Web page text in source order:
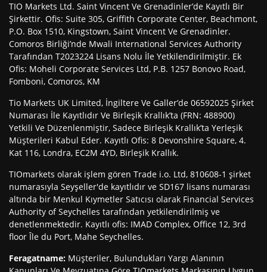
TIO Markets Ltd. Saint Vincent Ve Grenadinler’de Kayıtlı Bir
Şirkettir. Ofis: Suite 305, Griffith Corporate Center, Beachmont,
P.O. Box 1510, Kingstown, Saint Vincent Ve Grenadinler.
Comoros Birliği’nde Mwali International Services Authority
Tarafından T2023224 Lisans Nolu İle Yetkilendirilmiştir. Ek
Ofis: Moheli Corporate Services Ltd, P.B. 1257 Bonovo Road,
Fomboni, Comoros, KM
Tio Markets UK Limited, İngiltere Ve Galler’de 06592025 Şirket
Numarası İle Kayıtlıdır Ve Birleşik Krallık’ta (FRN: 488900)
Yetkili Ve Düzenlenmiştir, Sadece Birleşik Krallık’ta Yerleşik
Müşterileri Kabul Eder. Kayıtlı Ofis: 8 Devonshire Square, 4.
Kat 116, Londra, EC2M 4YD, Birleşik Krallık.
TIOmarkets olarak işlem gören Trade i.o. Ltd, 810608-1 şirket
numarasıyla Seyşeller'de kayıtlıdır ve SD167 lisans numarası
altında bir Menkul Kıymetler Satıcısı olarak Financial Services
Authority of Seychelles tarafından yetkilendirilmiş ve
denetlenmektedir. Kayıtlı ofis: IMAD Complex, Office 12, 3rd
floor Île du Port, Mahe Seychelles.
Feragatname: Müşteriler, Bulundukları Yargı Alanının